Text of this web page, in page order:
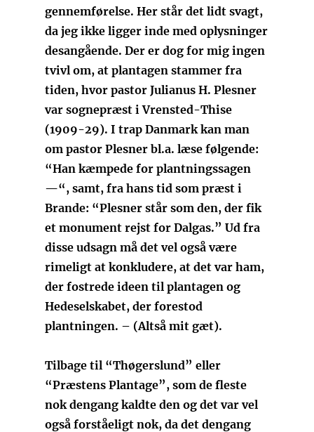
gennemførelse. Her står det lidt svagt,
da jeg ikke ligger inde med oplysninger
desangående. Der er dog for mig ingen
tvivl om, at plantagen stammer fra
tiden, hvor pastor Julianus H. Plesner
var sognepræst i Vrensted-Thise
(1909-29). I trap Danmark kan man
om pastor Plesner bl.a. læse følgende:
“Han kæmpede for plantningssagen
—“, samt, fra hans tid som præst i
Brande: “Plesner står som den, der fik
et monument rejst for Dalgas.” Ud fra
disse udsagn må det vel også være
rimeligt at konkludere, at det var ham,
der fostrede ideen til plantagen og
Hedeselskabet, der forestod
plantningen. – (Altså mit gæt).
Tilbage til “Thøgerslund” eller
“Præstens Plantage”, som de fleste
nok dengang kaldte den og det var vel
også forståeligt nok, da det dengang